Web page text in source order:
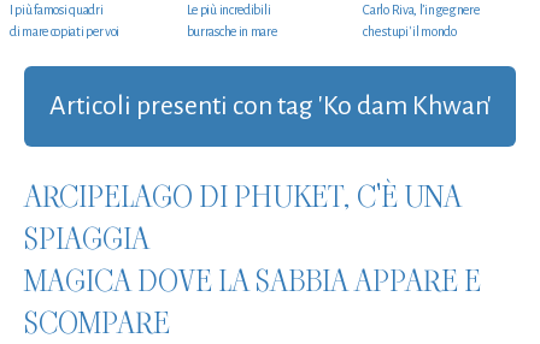
I più famosi quadri
di mare copiati per voi
Le più incredibili
burrasche in mare
Carlo Riva, l’ingegnere
che stupi' il mondo
Articoli presenti con tag 'Ko dam Khwan'
ARCIPELAGO DI PHUKET, C'È UNA
SPIAGGIA
MAGICA DOVE LA SABBIA APPARE E
SCOMPARE